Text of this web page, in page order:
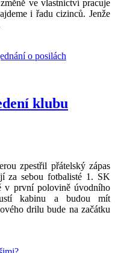
ve vlastnictví pracuje
i řadu cizinců. Jenže
klubu
zpestřil přátelský zápas
za sebou fotbalisté 1. SK
v první polovině úvodního
kabinu a budou mít
drilu bude na začátku